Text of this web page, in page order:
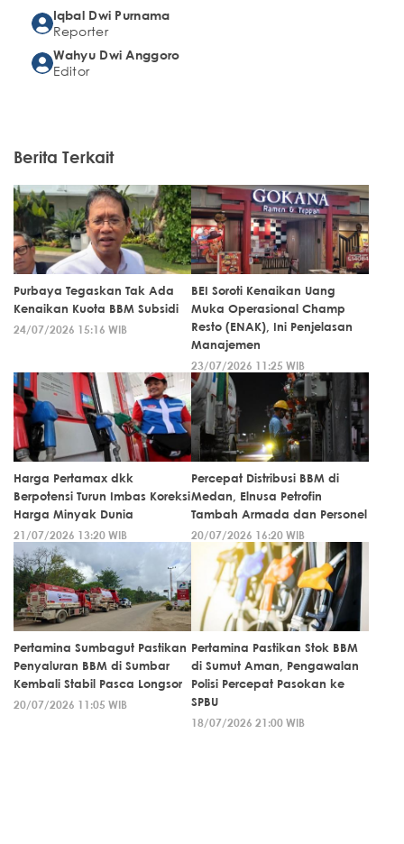
Iqbal Dwi Purnama
Reporter
Wahyu Dwi Anggoro
Editor
Berita Terkait
Purbaya Tegaskan Tak Ada
Kenaikan Kuota BBM Subsidi
24/07/2026 15:16 WIB
BEI Soroti Kenaikan Uang
Muka Operasional Champ
Resto (ENAK), Ini Penjelasan
Manajemen
23/07/2026 11:25 WIB
Harga Pertamax dkk
Berpotensi Turun Imbas Koreksi
Harga Minyak Dunia
21/07/2026 13:20 WIB
Percepat Distribusi BBM di
Medan, Elnusa Petrofin
Tambah Armada dan Personel
20/07/2026 16:20 WIB
Pertamina Sumbagut Pastikan
Penyaluran BBM di Sumbar
Kembali Stabil Pasca Longsor
20/07/2026 11:05 WIB
Pertamina Pastikan Stok BBM
di Sumut Aman, Pengawalan
Polisi Percepat Pasokan ke
SPBU
18/07/2026 21:00 WIB